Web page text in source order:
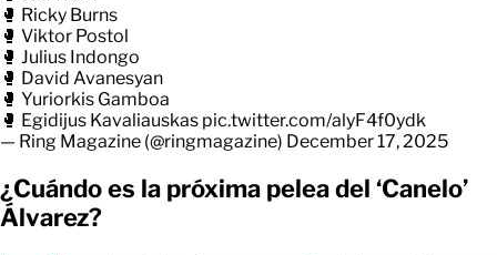
🥊 Ricky Burns
🥊 Viktor Postol
🥊 Julius Indongo
🥊 David Avanesyan
🥊 Yuriorkis Gamboa
🥊 Egidijus Kavaliauskas pic.twitter.com/alyF4f0ydk
— Ring Magazine (@ringmagazine) December 17, 2025
¿Cuándo es la próxima pelea del ‘Canelo’
Álvarez?